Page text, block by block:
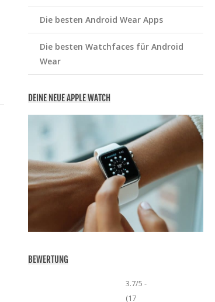
Die besten Android Wear Apps
Die besten Watchfaces für Android
Wear
DEINE NEUE APPLE WATCH
BEWERTUNG
3.7/5 -
(17